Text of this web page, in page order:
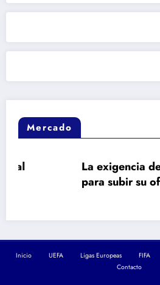
Mercado
La exigencia del
para subir su oferta al
Inicio UEFA Ligas Europeas FIFA
Contacto